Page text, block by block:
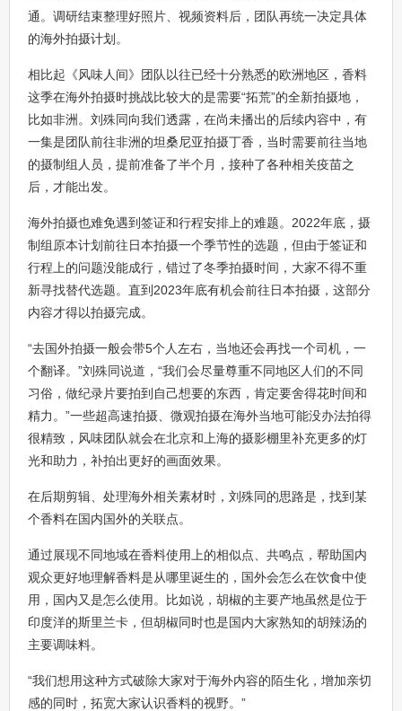
通。调研结束整理好照片、视频资料后，团队再统一决定具体
的海外拍摄计划。
相比起《风味人间》团队以往已经十分熟悉的欧洲地区，香料
这季在海外拍摄时挑战比较大的是需要“拓荒”的全新拍摄地，
比如非洲。刘殊同向我们透露，在尚未播出的后续内容中，有
一集是团队前往非洲的坦桑尼亚拍摄丁香，当时需要前往当地
的摄制组人员，提前准备了半个月，接种了各种相关疫苗之
后，才能出发。
海外拍摄也难免遇到签证和行程安排上的难题。2022年底，摄
制组原本计划前往日本拍摄一个季节性的选题，但由于签证和
行程上的问题没能成行，错过了冬季拍摄时间，大家不得不重
新寻找替代选题。直到2023年底有机会前往日本拍摄，这部分
内容才得以拍摄完成。
“去国外拍摄一般会带5个人左右，当地还会再找一个司机，一
个翻译。”刘殊同说道，“我们会尽量尊重不同地区人们的不同
习俗，做纪录片要拍到自己想要的东西，肯定要舍得花时间和
精力。”一些超高速拍摄、微观拍摄在海外当地可能没办法拍得
很精致，风味团队就会在北京和上海的摄影棚里补充更多的灯
光和助力，补拍出更好的画面效果。
在后期剪辑、处理海外相关素材时，刘殊同的思路是，找到某
个香料在国内国外的关联点。
通过展现不同地域在香料使用上的相似点、共鸣点，帮助国内
观众更好地理解香料是从哪里诞生的，国外会怎么在饮食中使
用，国内又是怎么使用。比如说，胡椒的主要产地虽然是位于
印度洋的斯里兰卡，但胡椒同时也是国内大家熟知的胡辣汤的
主要调味料。
“我们想用这种方式破除大家对于海外内容的陌生化，增加亲切
感的同时，拓宽大家认识香料的视野。”